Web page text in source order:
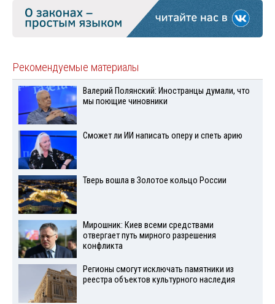
Рекомендуемые материалы
Валерий Полянский: Иностранцы думали, что
мы поющие чиновники
Сможет ли ИИ написать оперу и спеть арию
Тверь вошла в Золотое кольцо России
Мирошник: Киев всеми средствами
отвергает путь мирного разрешения
конфликта
Регионы смогут исключать памятники из
реестра объектов культурного наследия